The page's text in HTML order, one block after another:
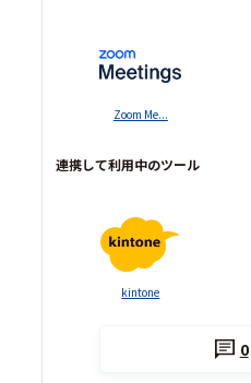
Zoom Me...
連携して利用中のツール
kintone
0